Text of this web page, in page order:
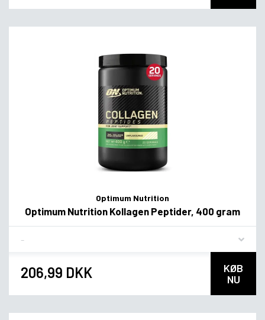
Optimum Nutrition
Optimum Nutrition Kollagen Peptider, 400 gram
206,99 DKK
KØB
NU